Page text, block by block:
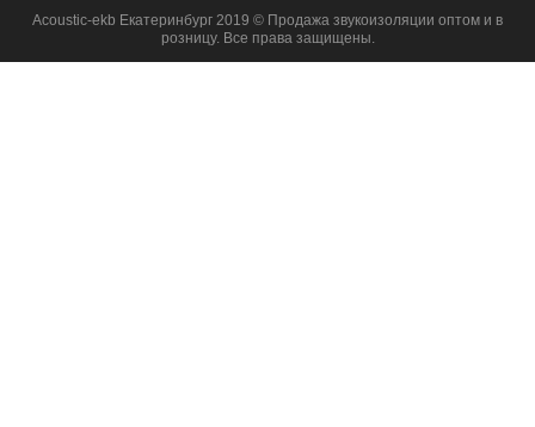
Acoustic-ekb Екатеринбург 2019 © Продажа звукоизоляции оптом и в
розницу. Все права защищены.